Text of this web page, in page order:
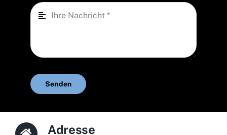
Senden
Adresse